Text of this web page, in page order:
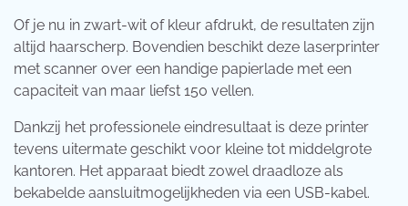
Of je nu in zwart-wit of kleur afdrukt, de resultaten zijn
altijd haarscherp. Bovendien beschikt deze laserprinter
met scanner over een handige papierlade met een
capaciteit van maar liefst 150 vellen.
Dankzij het professionele eindresultaat is deze printer
tevens uitermate geschikt voor kleine tot middelgrote
kantoren. Het apparaat biedt zowel draadloze als
bekabelde aansluitmogelijkheden via een USB-kabel.